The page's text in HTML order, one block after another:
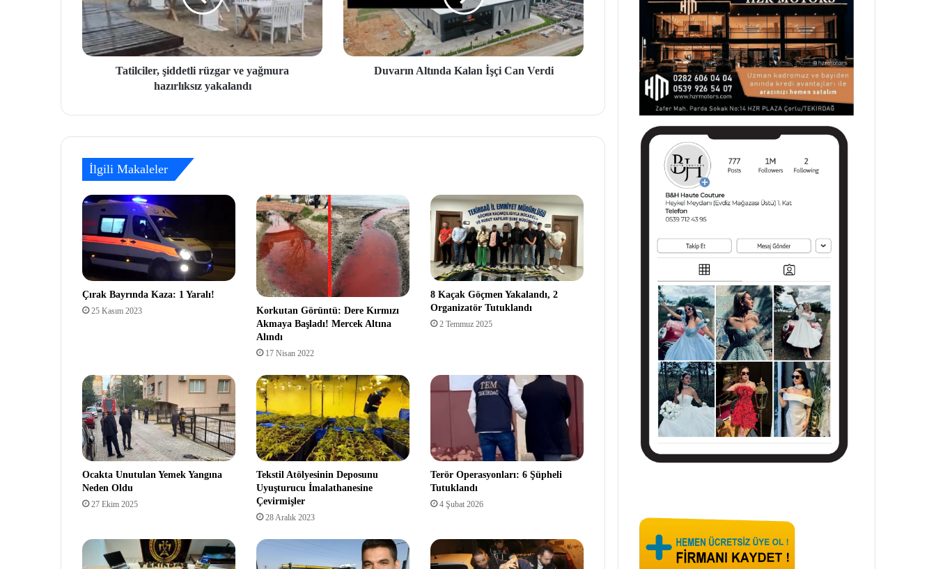
Tatilciler, şiddetli rüzgar ve yağmura
hazırlıksız yakalandı
Duvarın Altında Kalan İşçi Can Verdi
İlgili Makaleler
Çırak Bayrında Kaza: 1 Yaralı!
25 Kasım 2023
Korkutan Görüntü: Dere Kırmızı
Akmaya Başladı! Mercek Altına
Alındı
17 Nisan 2022
8 Kaçak Göçmen Yakalandı, 2
Organizatör Tutuklandı
2 Temmuz 2025
Ocakta Unutulan Yemek Yangına
Neden Oldu
27 Ekim 2025
Tekstil Atölyesinin Deposunu
Uyuşturucu İmalathanesine
Çevirmişler
28 Aralık 2023
Terör Operasyonları: 6 Şüpheli
Tutuklandı
4 Şubat 2026